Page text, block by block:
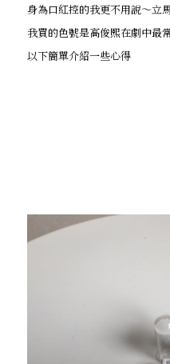
身為口紅控的我更不用說～立
我買的色號是高俊熙在劇中最
以下簡單介紹一些心得